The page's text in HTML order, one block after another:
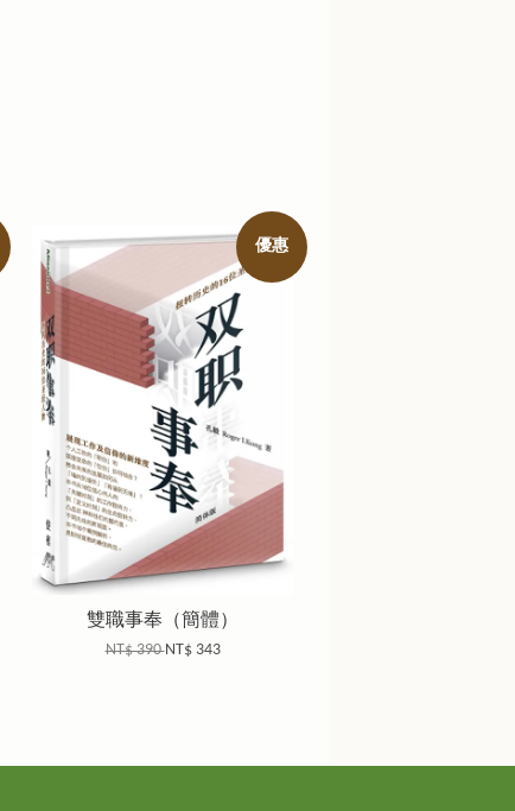
優惠
雙職事奉（簡體）
NT$ 390NT$ 343